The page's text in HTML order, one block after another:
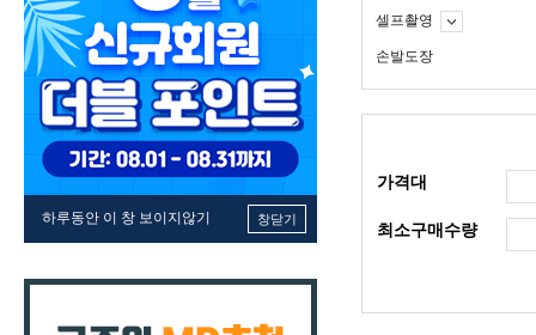
하루동안 이 창 보이지않기 창닫기
셀프촬영
손발도장
가격대
최소구매수량